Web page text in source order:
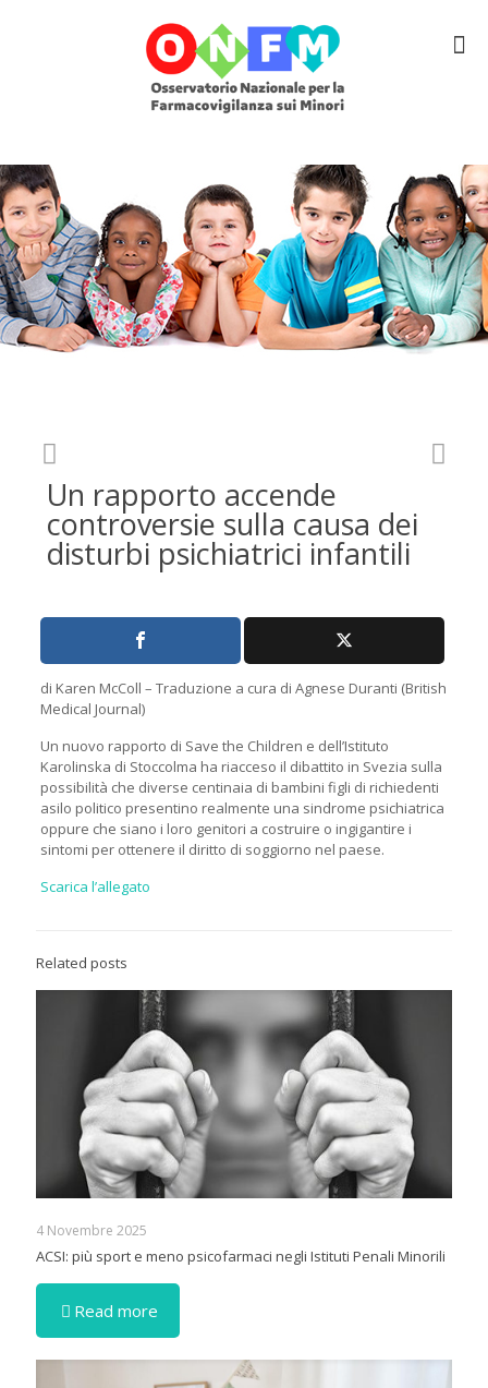
Un rapporto accende
controversie sulla causa dei
disturbi psichiatrici infantili
di Karen McColl – Traduzione a cura di Agnese Duranti (British
Medical Journal)
Un nuovo rapporto di Save the Children e dell’Istituto
Karolinska di Stoccolma ha riacceso il dibattito in Svezia sulla
possibilità che diverse centinaia di bambini figli di richiedenti
asilo politico presentino realmente una sindrome psichiatrica
oppure che siano i loro genitori a costruire o ingigantire i
sintomi per ottenere il diritto di soggiorno nel paese.
Scarica l’allegato
Related posts
4 Novembre 2025
ACSI: più sport e meno psicofarmaci negli Istituti Penali Minorili
Read more